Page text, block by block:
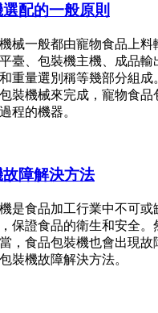
配的一般原則
一般都由寵物食品上料
臺、包裝機主機、成品輸
重量選別稱等幾部分組成
裝機械來完成，寵物食品
程的機器。
障解決方法
食品加工行業中不可或
保證食品的衛生和安全。
，食品包裝機也會出現故
裝機故障解決方法。